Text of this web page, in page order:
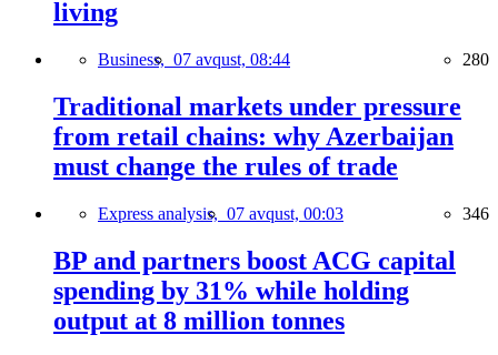
living
Business, 07 avqust, 08:44 280
Traditional markets under pressure
from retail chains: why Azerbaijan
must change the rules of trade
Express analysis, 07 avqust, 00:03 346
BP and partners boost ACG capital
spending by 31% while holding
output at 8 million tonnes